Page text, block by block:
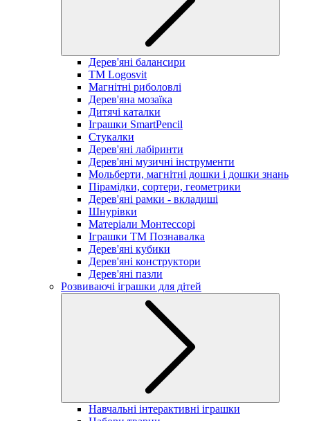
Дерев'яні балансири
TM Logosvit
Магнітні риболовлі
Дерев'яна мозаїка
Дитячі каталки
Іграшки SmartPencil
Стукалки
Дерев'яні лабіринти
Дерев'яні музичні інструменти
Мольберти, магнітні дошки і дошки знань
Пірамідки, сортери, геометрики
Дерев'яні рамки - вкладиші
Шнурівки
Матеріали Монтессорі
Іграшки ТМ Познавалка
Дерев'яні кубики
Дерев'яні конструктори
Дерев'яні пазли
Розвиваючі іграшки для дітей
Навчальні інтерактивні іграшки